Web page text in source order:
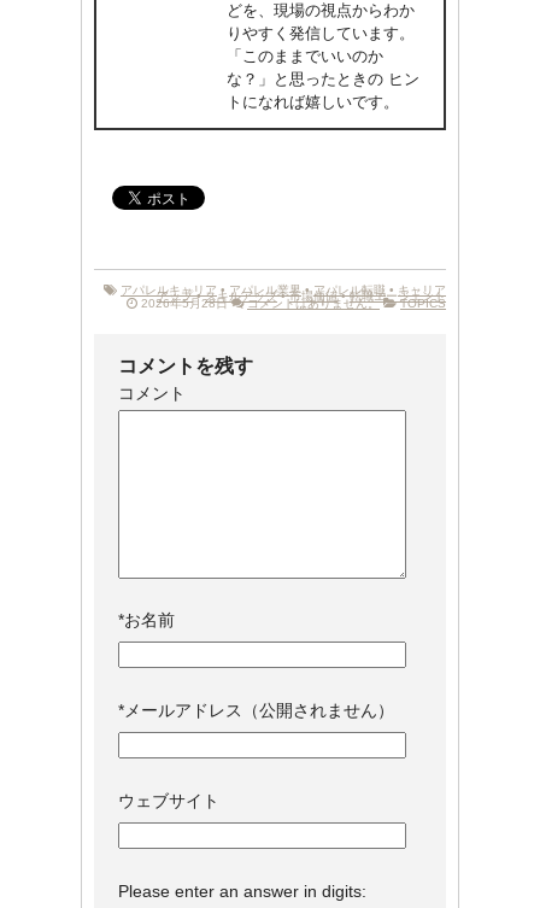
どを、現場の視点からわか
りやすく発信しています。
「このままでいいのか
な？」と思ったときの ヒン
トになれば嬉しいです。
アパレルキャリア • アパレル業界•アパレル転職 • キャリア
アップ•スキルアップ•市場価値•転職エージェント
2026年5月28日 コメントはありません。 TOPICS
コメントを残す
コメント
*お名前
*メールアドレス（公開されません）
ウェブサイト
Please enter an answer in digits: